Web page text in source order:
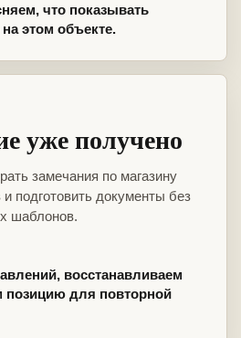
что показывать
этом объекте.
уже получено
замечания по магазину
подготовить документы без
шаблонов.
восстанавливаем
позицию для повторной